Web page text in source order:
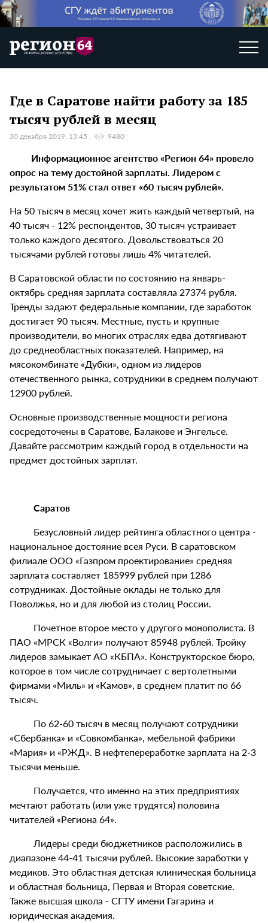
Где в Саратове найти работу за 185
тысяч рублей в месяц
30 декабря 2019, 13:45 9480
Информационное агентство «Регион 64» провело
опрос на тему достойной зарплаты. Лидером с
результатом 51% стал ответ «60 тысяч рублей».
На 50 тысяч в месяц хочет жить каждый четвертый, на
40 тысяч - 12% респондентов, 30 тысяч устраивает
только каждого десятого. Довольствоваться 20
тысячами рублей готовы лишь 4% читателей.
В Саратовской области по состоянию на январь-
октябрь средняя зарплата составляла 27374 рубля.
Тренды задают федеральные компании, где заработок
достигает 90 тысяч. Местные, пусть и крупные
производители, во многих отраслях едва дотягивают
до среднеобластных показателей. Например, на
мясокомбинате «Дубки», одном из лидеров
отечественного рынка, сотрудники в среднем получают
12900 рублей.
Основные производственные мощности региона
сосредоточены в Саратове, Балакове и Энгельсе.
Давайте рассмотрим каждый город в отдельности на
предмет достойных зарплат.
Саратов
Безусловный лидер рейтинга областного центра -
национальное достояние всея Руси. В саратовском
филиале ООО «Газпром проектирование» средняя
зарплата составляет 185999 рублей при 1286
сотрудниках. Достойные оклады не только для
Поволжья, но и для любой из столиц России.
Почетное второе место у другого монополиста. В
ПАО «МРСК «Волги» получают 85948 рублей. Тройку
лидеров замыкает АО «КБПА». Конструкторское бюро,
которое в том числе сотрудничает с вертолетными
фирмами «Миль» и «Камов», в среднем платит по 66
тысяч.
По 62-60 тысяч в месяц получают сотрудники
«Сбербанка» и «Совкомбанка», мебельной фабрики
«Мария» и «РЖД». В нефтепереработке зарплата на 2-3
тысячи меньше.
Получается, что именно на этих предприятиях
мечтают работать (или уже трудятся) половина
читателей «Региона 64».
Лидеры среди бюджетников расположились в
диапазоне 44-41 тысячи рублей. Высокие заработки у
медиков. Это областная детская клиническая больница
и областная больница, Первая и Вторая советские.
Также высшая школа - СГТУ имени Гагарина и
юридическая академия.